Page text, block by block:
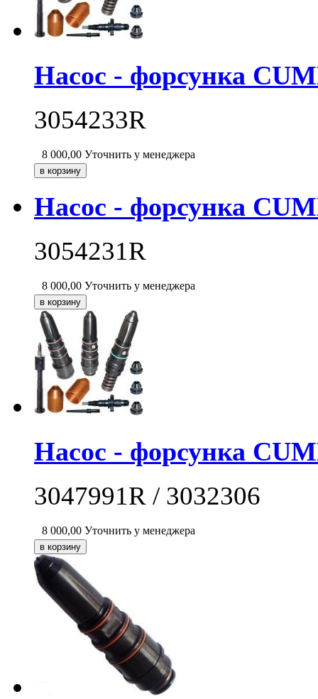
Насос - форсунка
3054233R
8 000,00 Уточнить у менеджера
Насос - форсунка
3054231R
8 000,00 Уточнить у менеджера
Насос - форсунка
3047991R / 3032306
8 000,00 Уточнить у менеджера